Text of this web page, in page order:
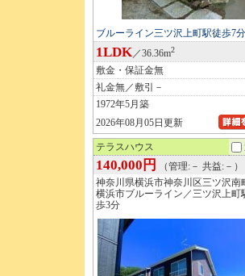
ブルーライン三ツ沢上町駅徒歩7
1LDK／36.36m2
敷金・保証金無
礼金無／敷引－
1972年5月築
2026年08月05日更新
テラスハウス
140,000円
（管理:－ 共益:－）
神奈川県横浜市神奈川区三ツ沢南
横浜市ブルーライン／三ツ沢上町
歩3分